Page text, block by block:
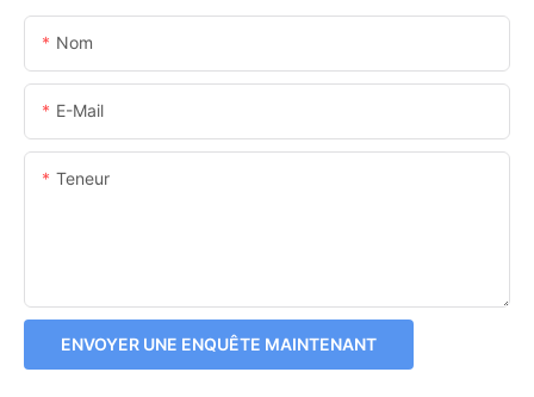
Nom
E-Mail
Teneur
ENVOYER UNE ENQUÊTE MAINTENANT